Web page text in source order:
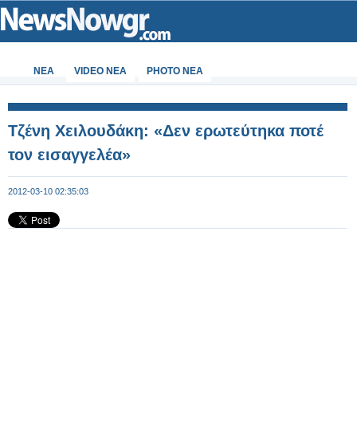
ΝΕΑ VIDEO NEA PHOTO NEA
Tζένη Χειλουδάκη: «Δεν ερωτεύτηκα ποτέ
τον εισαγγελέα»
2012-03-10 02:35:03